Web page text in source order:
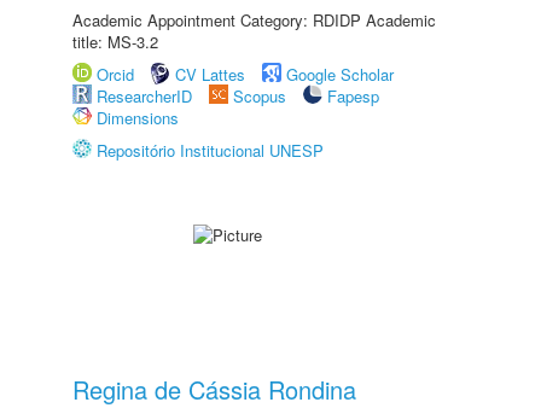
Academic Appointment Category: RDIDP Academic
title: MS-3.2
Orcid
CV Lattes
Google Scholar
ResearcherID
Scopus
Fapesp
Dimensions
Repositório Institucional UNESP
Regina de Cássia Rondina